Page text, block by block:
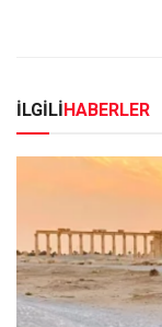
İLGİLİHABERLER